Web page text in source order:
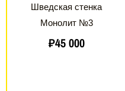
Шведская стенка
Монолит №3
₽45 000